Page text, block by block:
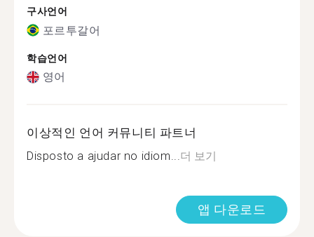
구사언어
포르투갈어
학습언어
영어
이상적인 언어 커뮤니티 파트너
Disposto a ajudar no idiom...더 보기
앱 다운로드